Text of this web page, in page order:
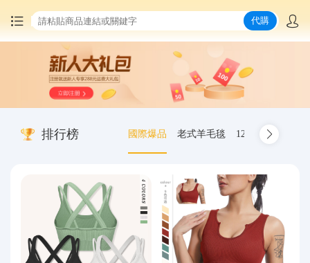
中國商品代購
集運服務
最新公告
代購
排行榜 國際爆品 老式羊毛毯 12.00-20 truck